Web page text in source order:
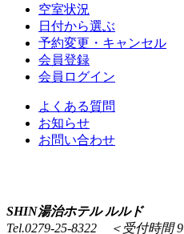
空室状況
日付から選ぶ
予約変更・キャンセル
会員登録
会員ログイン
よくある質問
お知らせ
お問い合わせ
SHIN湯治ホテル ルルド
Tel.0279-25-8322 ＜受付時間